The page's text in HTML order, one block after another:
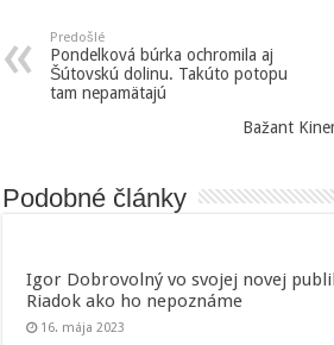
Predošlé
Pondelková búrka ochromila aj
Šútovskú dolinu. Takúto potopu
tam nepamätajú
Bažant
Podobné články
Igor Dobrovolný vo svojej novej
Riadok ako ho nepoznáme
16. mája 2023